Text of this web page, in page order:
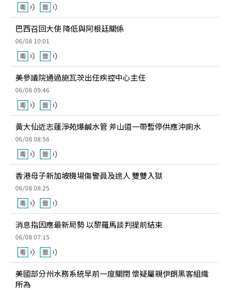
巴西召回大使 降低與阿根廷關係
06/08 10:01
美參議院通過施瓦茨出任疾控中心主任
06/08 09:46
黃大仙近志蓮淨苑爆鹹水管 斧山道一帶暫停供應沖廁水
06/08 08:56
香港母子新加坡機場傷警員及途人 雙雙入獄
06/08 08:25
消息指因應最新局勢 以黎羅馬談判提前結束
06/08 07:15
美國部分州水務系統早前一度關閉 懷疑屬親伊朗黑客組織
所為